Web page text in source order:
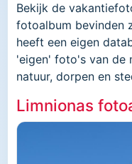
Bekijk de
fotoalbum bevinden
heeft een eigen
'eigen' foto's van de
natuur, dorpen en
Limnionas